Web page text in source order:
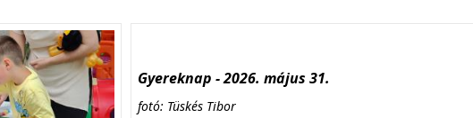
Gyereknap - 2026. május 31.
fotó: Tüskés Tibor